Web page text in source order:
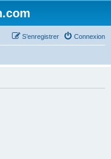
Connexion
S’enregistrer